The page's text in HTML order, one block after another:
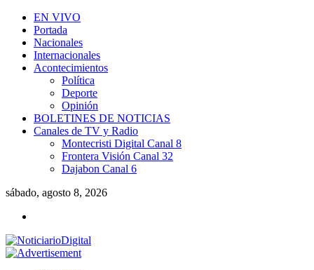
EN VIVO
Portada
Nacionales
Internacionales
Acontecimientos
Política
Deporte
Opinión
BOLETINES DE NOTICIAS
Canales de TV y Radio
Montecristi Digital Canal 8
Frontera Visión Canal 32
Dajabon Canal 6
sábado, agosto 8, 2026